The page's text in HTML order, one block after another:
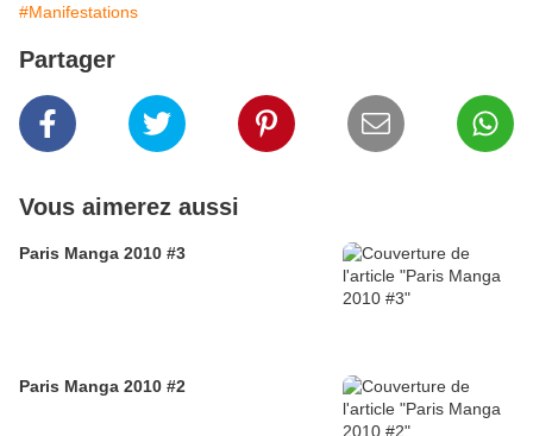
#Manifestations
Partager
Vous aimerez aussi
Paris Manga 2010 #3
Paris Manga 2010 #2